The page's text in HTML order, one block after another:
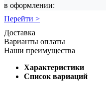
в оформлении:
Перейти >
Доставка
Варианты оплаты
Наши преимущества
Характеристики
Список вариаций